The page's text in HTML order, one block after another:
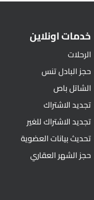
خدمات اونلاين
الرحلات
حجز البادل تنس
الشاتل باص
تجديد الاشتراك
تجديد الاشتراك للغير
تحديث بيانات العضوية
حجز الشهر العقاري